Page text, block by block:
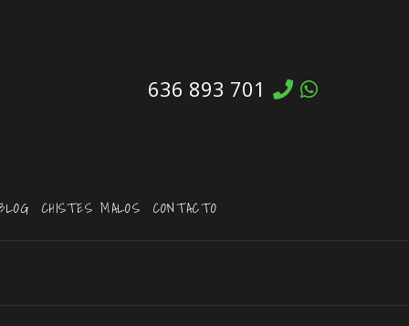
636 893 701
CHISTES MALOS CONTACTO